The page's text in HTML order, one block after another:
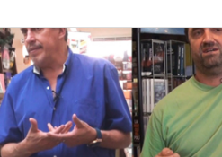
al
contenido.
VENDER+LIBROS NOTICIAS